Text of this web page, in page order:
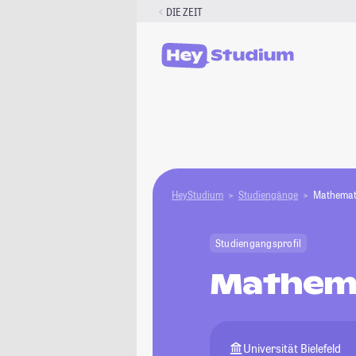
DIE ZEIT
HeyStudium Studiengänge
Studiengangsprofil
Universität Bielefeld